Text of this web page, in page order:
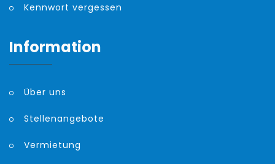
Kennwort vergessen
Information
Über uns
Stellenangebote
Vermietung